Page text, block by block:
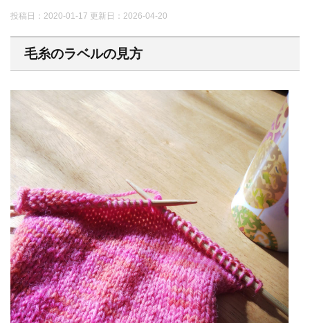
投稿日：2020-01-17 更新日： 2026-04-20
毛糸のラベルの見方